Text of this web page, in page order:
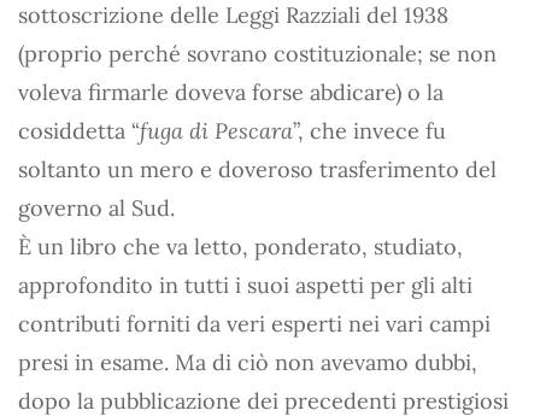
sottoscrizione delle Leggi Razziali del 1938
(proprio perché sovrano costituzionale; se non
voleva firmarle doveva forse abdicare) o la
cosiddetta “fuga di Pescara”, che invece fu
soltanto un mero e doveroso trasferimento del
governo al Sud.
È un libro che va letto, ponderato, studiato,
approfondito in tutti i suoi aspetti per gli alti
contributi forniti da veri esperti nei vari campi
presi in esame. Ma di ciò non avevamo dubbi,
dopo la pubblicazione dei precedenti prestigiosi